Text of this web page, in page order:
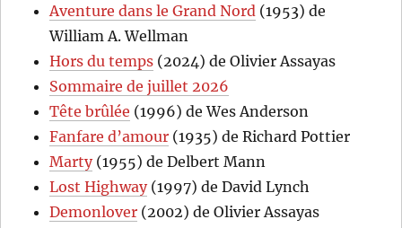
Aventure dans le Grand Nord (1953) de
William A. Wellman
Hors du temps (2024) de Olivier Assayas
Sommaire de juillet 2026
Tête brûlée (1996) de Wes Anderson
Fanfare d’amour (1935) de Richard Pottier
Marty(1955) de Delbert Mann
Lost Highway(1997) de David Lynch
Demonlover (2002) de Olivier Assayas